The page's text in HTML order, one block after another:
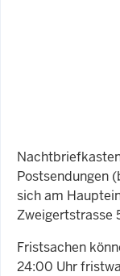
Postsendungen
sich am
Zweigertstrasse
Fristsachen
24:00 Uhr